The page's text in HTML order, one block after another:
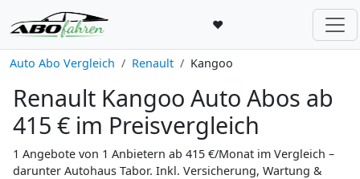
♥
Auto Abo Vergleich Renault Kangoo
Renault Kangoo Auto Abos ab
415 € im Preisvergleich
1 Angebote von 1 Anbietern ab 415 €/Monat im Vergleich –
darunter Autohaus Tabor. Inkl. Versicherung, Wartung &